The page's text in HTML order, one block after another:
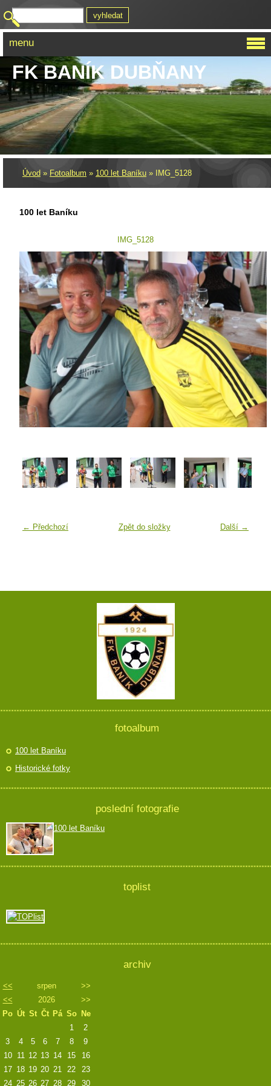
FK BANÍK DUBŇANY
Úvod » Fotoalbum » 100 let Baníku » IMG_5128
100 let Baníku
IMG_5128
← Předchozí Další →
Zpět do složky
menu
fotoalbum
100 let Baníku
Historické fotky
poslední fotografie
100 let Baníku
toplist
archiv
<< srpen
>>
<<
2026
>>
Po Út St Čt Pá So Ne
1
2
3
4 5 6 7 8
9
10
11 12 13 14 15
16
17 18 19 20 21 22
23
24 25 26 27 28 29 30